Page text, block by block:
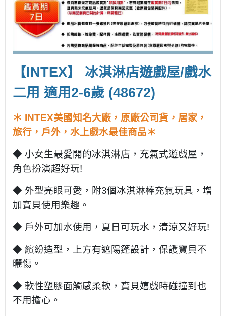
【INTEX】 冰淇淋店遊戲屋/戲水
二用 適用2-6歲 (48672)
＊ INTEX美國知名大廠，原廠公司貨，居家，
旅行，戶外，水上戲水最佳商品＊
◆ 小女生最愛開的冰淇淋店，充氣式遊戲屋，
角色扮演超好玩!
◆ 外型亮眼可愛，附3個冰淇淋棒充氣玩具，增
加寶貝使用樂趣。
◆ 戶外可加水使用，夏日可玩水，清涼又好玩!
◆ 繽紛造型，上方有遮陽篷設計，保護寶貝不
曬傷。
◆ 軟性塑膠面觸感柔軟，寶貝嬉戲時碰撞到也
不用擔心。